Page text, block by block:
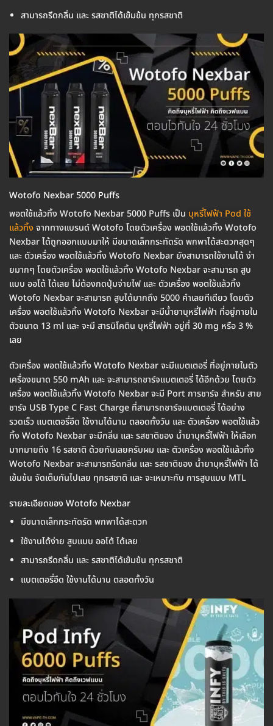
สามารถรีดกลิ่น และ รสชาติได้เข้มข้น ทุกรสชาติ
Wotofo Nexbar 5000 Puffs
พอตใช้แล้วทิ้ง Wotofo Nexbar 5000 Puffs เป็น บุหรี่ไฟฟ้า Pod ใช้
แล้วทิ้งจากทางแบรนด์ Wotofo โดยตัวเครื่อง พอตใช้แล้วทิ้ง Wotofo
Nexbar ได้ถูกออกแบบมาให้ มีขนาดเล็กกระทัดรัด พกพาได้สะดวกสุดๆ
และ ตัวเครื่อง พอตใช้แล้วทิ้ง Wotofo Nexbar ยังสามารถใช้งานได้ ง่า
ยมากๆ โดยตัวเครื่อง พอตใช้แล้วทิ้ง Wotofo Nexbar จะสามารถ สูบ
แบบ ออโต้ ได้เลย ไม่ต้องกดปุ่มจ่ายไฟ และ ตัวเครื่อง พอตใช้แล้วทิ้ง
Wotofo Nexbar จะสามารถ สูบได้มากถึง 5000 คำเลยทีเดียว โดยตัว
เครื่อง พอตใช้แล้วทิ้ง Wotofo Nexbar จะมีน้ำยาบุหรี่ไฟฟ้า ที่อยู่ภายใน
ตัวขนาด 13 ml และ จะมี สารนิโคติน บุหรี่ไฟฟ้า อยู่ที่ 30 mg หรือ 3 %
เลย
ตัวเครื่อง พอตใช้แล้วทิ้ง Wotofo Nexbar จะมีแบตเตอรี่ ที่อยู่ภายในตัว
เครื่องขนาด 550 mAh และ จะสามารถชาร์จแบตเตอรี่ ได้อีกด้วย โดยตัว
เครื่อง พอตใช้แล้วทิ้ง Wotofo Nexbar จะมี Port การชาร์จ สำหรับ สาย
ชาร์จ USB Type C Fast Charge ที่สามารถชาร์จแบตเตอรี่ ได้อย่าง
รวดเร็ว แบตเตอรี่อึด ใช้งานได้นาน ตลอดทั้งวัน และ ตัวเครื่อง พอตใช้แล้ว
ทิ้ง Wotofo Nexbar จะมีกลิ่น และ รสชาติของ น้ำยาบุหรี่ไฟฟ้า ให้เลือก
มากมายถึง 16 รสชาติ ด้วยกันเลยครับผม และ ตัวเครื่อง พอตใช้แล้วทิ้ง
Wotofo Nexbar จะสามารถรีดกลิ่น และ รสชาติของ น้ำยาบุหรี่ไฟฟ้า ได้
เข้มข้น จัดเต็มกันไปเลย ทุกรสชาติ และ จะเหมาะกับ การสูบแบบ MTL
รายละเอียดของ Wotofo Nexbar
มีขนาดเล็กกระทัดรัด พกพาได้สะดวก
ใช้งานได้ง่าย สูบแบบ ออโต้ ได้เลย
สามารถรีดกลิ่น และ รสชาติได้เข้มข้น ทุกรสชาติ
แบตเตอรี่อึด ใช้งานได้นาน ตลอดทั้งวัน